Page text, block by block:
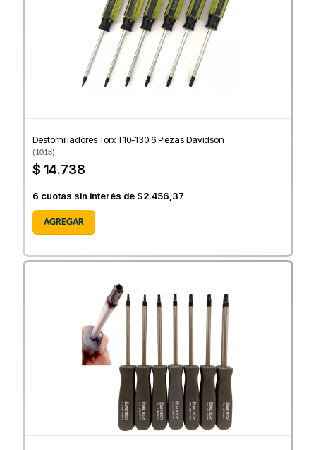
Destornilladores Torx T10-130 6 Piezas Davidson
(1018)
$ 14.738
6 cuotas sin interés de $2.456,37
AGREGAR